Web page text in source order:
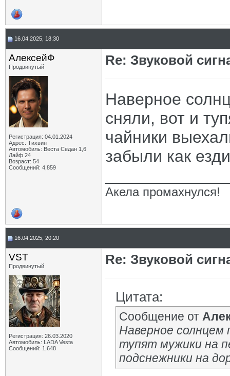
16.04.2025, 18:30
АлексейФ
Продвинутый
Регистрация: 04.01.2024
Адрес: Тихвин
Автомобиль: Веста Седан 1,6
Лайф 24
Возраст: 54
Сообщений: 4,859
Re: Звуковой
Наверное
сняли, вот и
чайники
забыли как
Акела промахнулся!
16.04.2025, 20:20
VST
Продвинутый
Регистрация: 26.03.2020
Автомобиль: LADA Vesta
Сообщений: 1,648
Re: Звуковой
Цитата:
Сообщение от
Наверное солнцем
тупят мужики на
подснежники на